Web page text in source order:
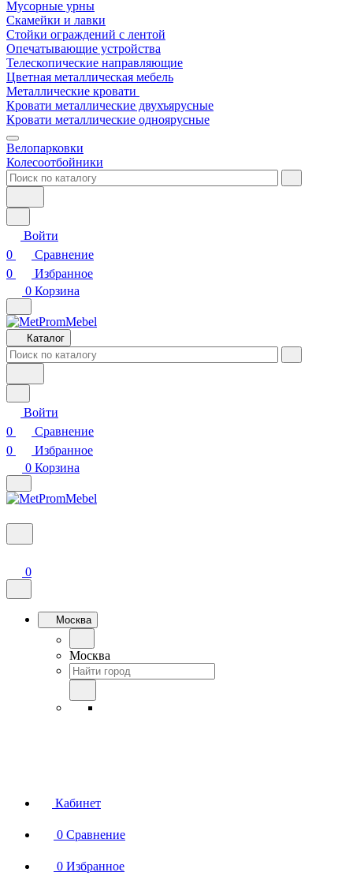
Мусорные урны
Скамейки и лавки
Стойки ограждений с лентой
Опечатывающие устройства
Телескопические направляющие
Цветная металлическая мебель
Металлические кровати
Кровати металлические двухъярусные
Кровати металлические одноярусные
Велопарковки
Колесоотбойники
Войти
0
Сравнение
0
Избранное
0 Корзина
Каталог
Войти
0
Сравнение
0
Избранное
0 Корзина
0
Москва
Москва
Кабинет
0 Сравнение
0 Избранное